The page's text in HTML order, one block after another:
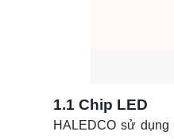
1.1 Chip LED
HALEDCO sử